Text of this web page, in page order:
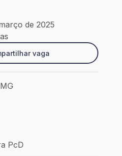
de 2025
vaga
Horizonte - MG
PcD